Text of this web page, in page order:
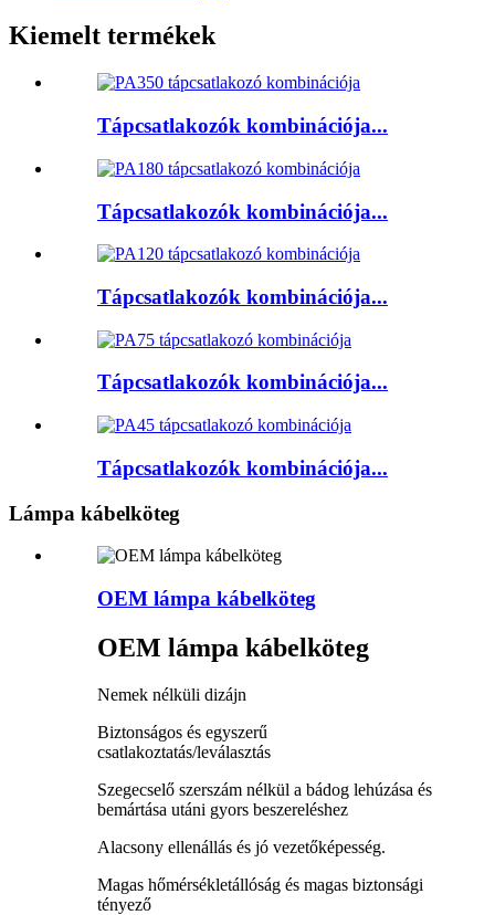
Kiemelt termékek
Tápcsatlakozók kombinációja...
Tápcsatlakozók kombinációja...
Tápcsatlakozók kombinációja...
Tápcsatlakozók kombinációja...
Tápcsatlakozók kombinációja...
Lámpa kábelköteg
OEM lámpa kábelköteg
OEM lámpa kábelköteg
Nemek nélküli dizájn
Biztonságos és egyszerű
csatlakoztatás/leválasztás
Szegecselő szerszám nélkül a bádog lehúzása és
bemártása utáni gyors beszereléshez
Alacsony ellenállás és jó vezetőképesség.
Magas hőmérsékletállóság és magas biztonsági
tényező